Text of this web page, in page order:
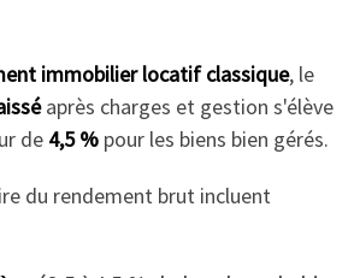
immobilier locatif classique, le
après charges et gestion s'élève
de 4,5 %pour les biens bien gérés.
du rendement brut incluent